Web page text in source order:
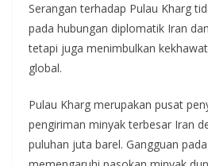
Serangan terhadap Pulau Kharg
pada hubungan diplomatik Iran
tetapi juga menimbulkan
global.
Pulau Kharg merupakan pusat
pengiriman minyak terbesar Iran
puluhan juta barel. Gangguan